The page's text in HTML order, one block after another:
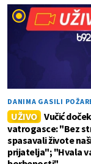
DANIMA GASILI
UŽIVO Vučić
vatrogasce: "Bez
spasavali živote
prijatelja"; "Hvala